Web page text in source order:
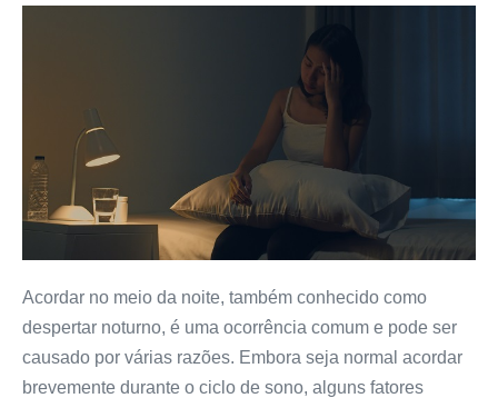
noite?
Saiba
qual
pode
ser
o
motivo
Acordar no meio da noite, também conhecido como
despertar noturno, é uma ocorrência comum e pode ser
causado por várias razões. Embora seja normal acordar
brevemente durante o ciclo de sono, alguns fatores